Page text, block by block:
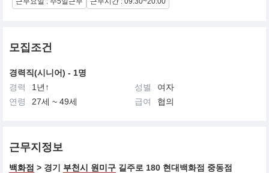
YOUNG MIND 합리적인 소비의식을 가지고 엣지있는 감도를 추구
하는 URBAN MIND
모집조건
경력직(시니어) - 1명
경력
1년↑ 성별
여자
연령
27세 ~ 49세 급여 협의
근무지정보
백화점 > 경기 부천시 원미구 길주로 180 현대백화점 중동점